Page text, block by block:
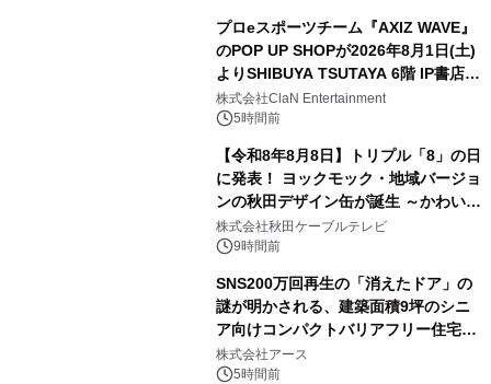
プロeスポーツチーム『AXIZ WAVE』
のPOP UP SHOPが2026年8月1日(土)
よりSHIBUYA TSUTAYA 6階 IP書店で
開催決定！！
株式会社ClaN Entertainment
5時間前
【令和8年8月8日】トリプル「8」の日
に発表！ ヨックモック・地域バージョ
ンの秋田デザイン缶が誕生 ～かわいい
秋田犬の子犬と秋田の四季と名所を巡
るパッケージ～ 9月1日(火)秋田県内で
株式会社秋田ケーブルテレビ
9時間前
SNS200万回再生の「消えたドア」の
謎が明かされる、建築面積9坪のシニ
ア向けコンパクトバリアフリー住宅が
誕生
株式会社アース
5時間前